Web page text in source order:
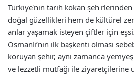
Türkiye’nin tarih kokan
doğal güzellikleri hem de kültürel
anlar yaşamak isteyen çiftler için
Osmanlı’nın ilk başkenti olması
koruyan şehir, aynı zamanda
ve lezzetli mutfağı ile ziyaretçilerine